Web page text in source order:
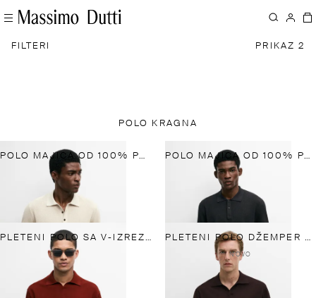
FILTERI PRIKAZ 2
POLO KRAGNA
POLO MAJICA OD 100% PAMUKA SA KRAGNOM SA DUGMIĆIMA POLO MAJICA OD 100% PAMUKA SA KRAGNOM SA DUGMIĆIMA
PLETENI POLO SA V-IZREZOM OD 100% PAMUKA PLETENI POLO DŽEMPER OD 100% MERINO VUNE
NOVO